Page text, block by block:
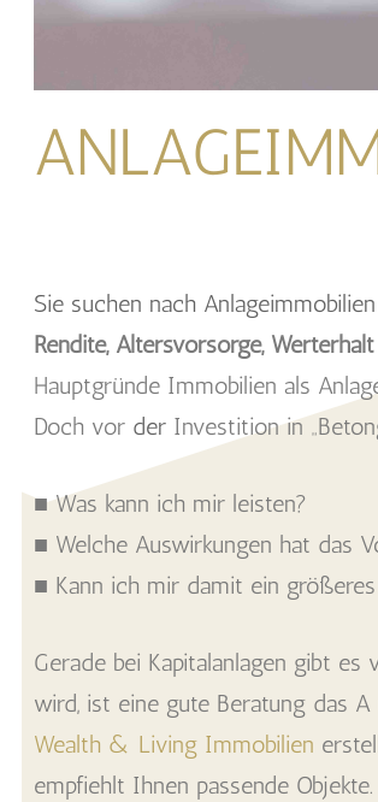
Sie suchen nach
Rendite, Altersvorsorge, Werterhalt
Hauptgründe Immobilien als
Doch vor der Investition in
■ Was kann ich mir leisten?
■ Welche Auswirkungen hat das
■ Kann ich mir damit ein
Gerade bei Kapitalanlagen gibt
wird, ist eine gute Beratung das A
Wealth & Living Immobilien
empfiehlt Ihnen passende Objekte.